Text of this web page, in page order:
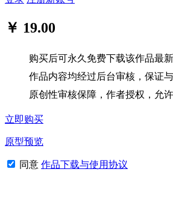
￥ 19.00
购买后可永久免费下载该作品最
作品内容均经过后台审核，保证
原创性审核保障，作者授权，允
立即购买
原型预览
同意 作品下载与使用协议